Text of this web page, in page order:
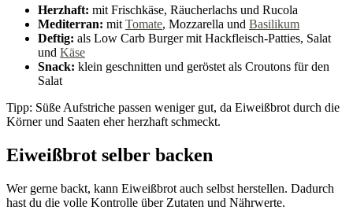
Herzhaft: mit Frischkäse, Räucherlachs und Rucola
Mediterran: mit Tomate, Mozzarella und Basilikum
Deftig: als Low Carb Burger mit Hackfleisch-Patties, Salat
und Käse
Snack: klein geschnitten und geröstet als Croutons für den
Salat
Tipp: Süße Aufstriche passen weniger gut, da Eiweißbrot durch die
Körner und Saaten eher herzhaft schmeckt.
Eiweißbrot selber backen
Wer gerne backt, kann Eiweißbrot auch selbst herstellen. Dadurch
hast du die volle Kontrolle über Zutaten und Nährwerte.